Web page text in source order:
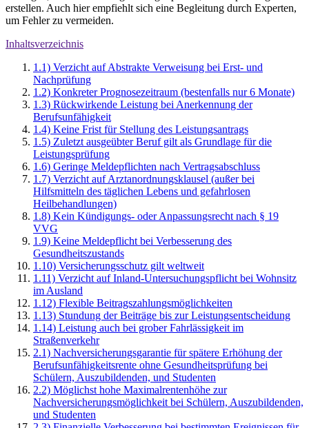
erstellen. Auch hier empfiehlt sich eine Begleitung durch Experten,
um Fehler zu vermeiden.
Inhaltsverzeichnis
1.1) Verzicht auf Abstrakte Verweisung bei Erst- und
Nachprüfung
1.2) Konkreter Prognosezeitraum (bestenfalls nur 6 Monate)
1.3) Rückwirkende Leistung bei Anerkennung der
Berufsunfähigkeit
1.4) Keine Frist für Stellung des Leistungsantrags
1.5) Zuletzt ausgeübter Beruf gilt als Grundlage für die
Leistungsprüfung
1.6) Geringe Meldepflichten nach Vertragsabschluss
1.7) Verzicht auf Arztanordnungsklausel (außer bei
Hilfsmitteln des täglichen Lebens und gefahrlosen
Heilbehandlungen)
1.8) Kein Kündigungs- oder Anpassungsrecht nach § 19
VVG
1.9) Keine Meldepflicht bei Verbesserung des
Gesundheitszustands
1.10) Versicherungsschutz gilt weltweit
1.11) Verzicht auf Inland-Untersuchungspflicht bei Wohnsitz
im Ausland
1.12) Flexible Beitragszahlungsmöglichkeiten
1.13) Stundung der Beiträge bis zur Leistungsentscheidung
1.14) Leistung auch bei grober Fahrlässigkeit im
Straßenverkehr
2.1) Nachversicherungsgarantie für spätere Erhöhung der
Berufsunfähigkeitsrente ohne Gesundheitsprüfung bei
Schülern, Auszubildenden, und Studenten
2.2) Möglichst hohe Maximalrentenhöhe zur
Nachversicherungsmöglichkeit bei Schülern, Auszubildenden,
und Studenten